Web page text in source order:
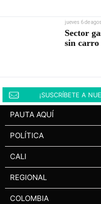
jueves 6 de
Sector
sin carro
¡SUSCRÍBETE A
PAUTA AQUÍ
POLÍTICA
CALI
REGIONAL
COLOMBIA